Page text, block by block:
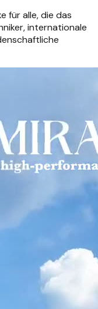
für alle, die das
internationale